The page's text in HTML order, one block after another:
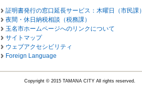
証明書発行の窓口延長サービス：木曜日（市民課）
夜間・休日納税相談（税務課）
玉名市ホームページへのリンクについて
サイトマップ
ウェブアクセシビリティ
Foreign Language
Copyright © 2015 TAMANA CITY All rights reserved.